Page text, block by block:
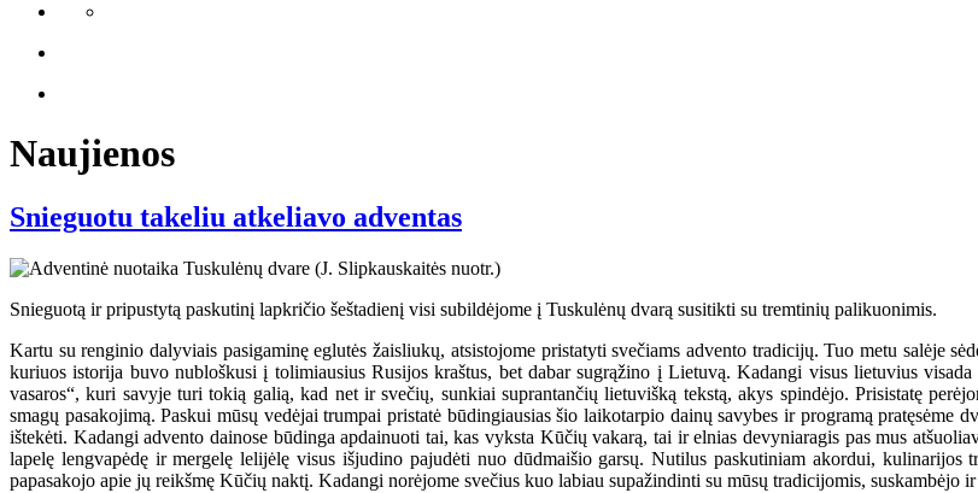
Naujienos
Snieguotu takeliu atkeliavo adventas
Snieguotą ir pripustytą paskutinį lapkričio šeštadienį visi subildėjome į Tuskulėnų dvarą susitikti su tremtinių palikuonimis.
Kartu su renginio dalyviais pasigaminę eglutės žaisliukų, atsistojome pristatyti svečiams advento tradicijų. Tuo metu salėje
kuriuos istorija buvo nubloškusi į tolimiausius Rusijos kraštus, bet dabar sugrąžino į Lietuvą. Kadangi visus lietuvius
vasaros“, kuri savyje turi tokią galią, kad net ir svečių, sunkiai suprantančių lietuvišką tekstą, akys spindėjo. Prisistatę
smagų pasakojimą. Paskui mūsų vedėjai trumpai pristatė būdingiausias šio laikotarpio dainų savybes ir programą pratęsėme
ištekėti. Kadangi advento dainose būdinga apdainuoti tai, kas vyksta Kūčių vakarą, tai ir elnias devyniaragis pas mus
lapelę lengvapėdę ir mergelę lelijėlę visus išjudino pajudėti nuo dūdmaišio garsų. Nutilus paskutiniam akordui,
papasakojo apie jų reikšmę Kūčių naktį. Kadangi norėjome svečius kuo labiau supažindinti su mūsų tradicijomis, suskambėjo ir